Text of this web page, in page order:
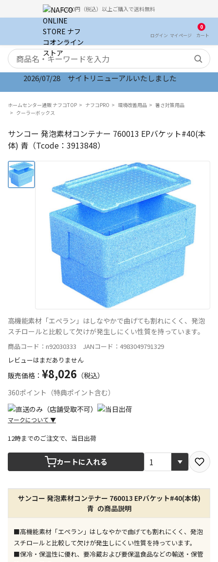
5,000円（税込）以上ご購入で送料無料
ログイン マイ ページ
0
カート
検索キーワード
2026/07/28 サイトリニューアルいたしました
ホームセンター通販 ナフコTOP ナフコPRO 環境改善用品
暑さ対策用品
クーラーボックス
サンコー 発泡素材コンテナー 760013 EPバケット#40(本
体) 青（Tcode：3913848）
高機能素材「エぺラン」はしなやかで曲げても割れにくく、発泡
スチロールと比較して欠けが発生しにくい性質を持っています。
商品コード：n92030333 JANコード：4983049791329
レビューはまだありません
販売価格： ¥8,026 （税込）
360ポイント（特典ポイント含む）
マークについて ▼
宅配や店舗受取を選択できる商品です
店舗のみで受取できる商品です（宅配便でのお届けが
できません）
※同時購入の商品は、全て同じ店舗での受取となりま
す
特定の店舗のみで受取ができる商品です（宅配便での
お届けができません）
※同時購入の商品は、全て同じ店舗での受取となりま
12時までのご注文で、当日出荷
カートに入れる
サンコー 発泡素材コンテナー 760013 EPバケット#40(本体)
青 の商品説明
■高機能素材「エぺラン」はしなやかで曲げても割れにくく、発泡
スチロールと比較して欠けが発生しにくい性質を持っています。
■保冷・保温性に優れ、要冷蔵および要保温食品などの輸送・保管